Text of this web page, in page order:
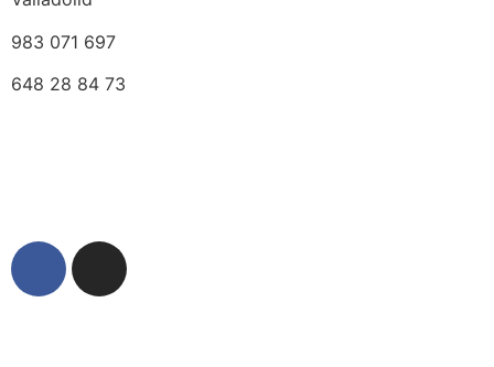
983 071 697
648 28 84 73